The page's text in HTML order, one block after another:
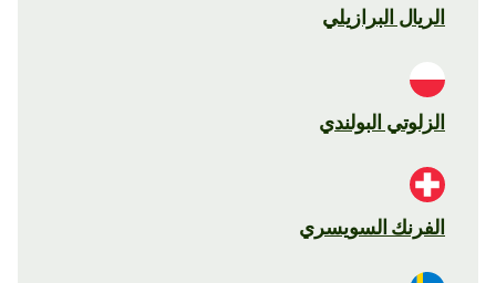
الريال البرازيلي
الزلوتي البولندي
الفرنك السويسري